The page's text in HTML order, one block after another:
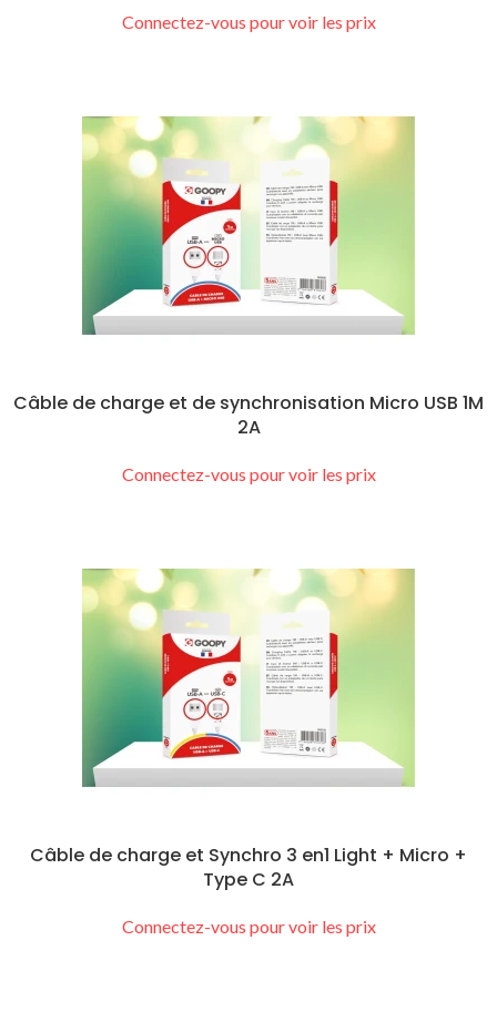
Connectez-vous pour voir les prix
Câble de charge et de synchronisation Micro USB 1M
2A
Connectez-vous pour voir les prix
Câble de charge et Synchro 3 en1 Light + Micro +
Type C 2A
Connectez-vous pour voir les prix